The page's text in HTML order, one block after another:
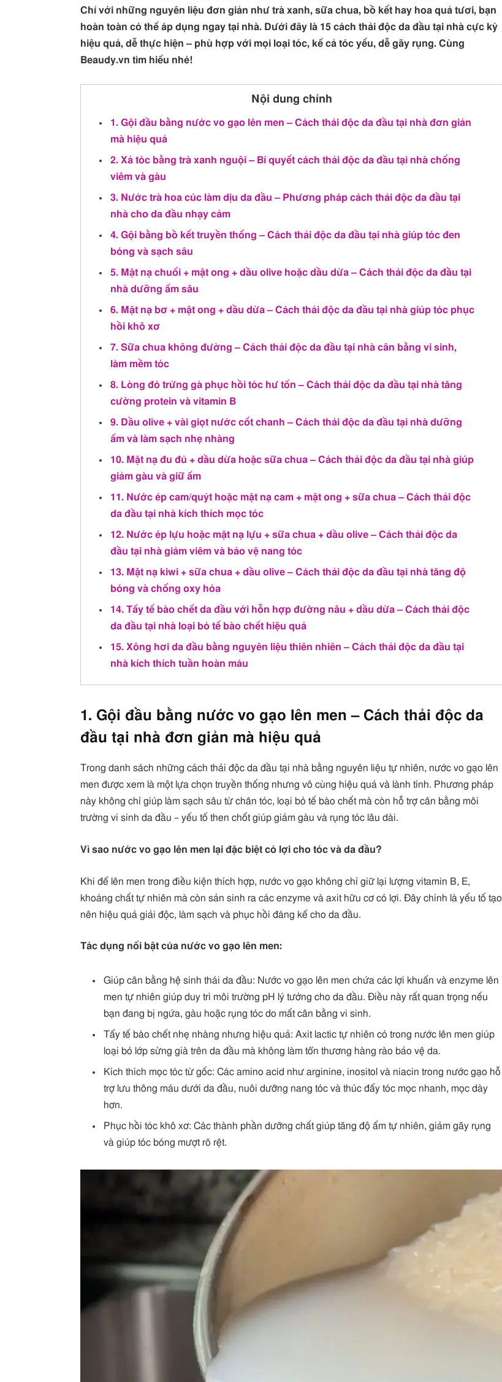
Chỉ với những nguyên liệu đơn giản như trà xanh, sữa chua, bồ kết hay hoa quả tươi, bạn
hoàn toàn có thể áp dụng ngay tại nhà. Dưới đây là 15 cách thải độc da đầu tại nhà cực kỳ
hiệu quả, dễ thực hiện – phù hợp với mọi loại tóc, kể cả tóc yếu, dễ gãy rụng. Cùng
Beaudy.vn tìm hiểu nhé!
Nội dung chính
1. Gội đầu bằng nước vo gạo lên men – Cách thải độc da đầu tại nhà đơn giản
mà hiệu quả
2. Xả tóc bằng trà xanh nguội – Bí quyết cách thải độc da đầu tại nhà chống
viêm và gàu
3. Nước trà hoa cúc làm dịu da đầu – Phương pháp cách thải độc da đầu tại
nhà cho da đầu nhạy cảm
4. Gội bằng bồ kết truyền thống – Cách thải độc da đầu tại nhà giúp tóc đen
bóng và sạch sâu
5. Mặt nạ chuối + mật ong + dầu olive hoặc dầu dừa – Cách thải độc da đầu tại
nhà dưỡng ẩm sâu
6. Mặt nạ bơ + mật ong + dầu dừa – Cách thải độc da đầu tại nhà giúp tóc phục
hồi khô xơ
7. Sữa chua không đường – Cách thải độc da đầu tại nhà cân bằng vi sinh,
làm mềm tóc
8. Lòng đỏ trứng gà phục hồi tóc hư tổn – Cách thải độc da đầu tại nhà tăng
cường protein và vitamin B
9. Dầu olive + vài giọt nước cốt chanh – Cách thải độc da đầu tại nhà dưỡng
ẩm và làm sạch nhẹ nhàng
10. Mặt nạ đu đủ + dầu dừa hoặc sữa chua – Cách thải độc da đầu tại nhà giúp
giảm gàu và giữ ẩm
11. Nước ép cam/quýt hoặc mặt nạ cam + mật ong + sữa chua – Cách thải độc
da đầu tại nhà kích thích mọc tóc
12. Nước ép lựu hoặc mặt nạ lựu + sữa chua + dầu olive – Cách thải độc da
đầu tại nhà giảm viêm và bảo vệ nang tóc
13. Mặt nạ kiwi + sữa chua + dầu olive – Cách thải độc da đầu tại nhà tăng độ
bóng và chống oxy hóa
14. Tẩy tế bào chết da đầu với hỗn hợp đường nâu + dầu dừa – Cách thải độc
da đầu tại nhà loại bỏ tế bào chết hiệu quả
15. Xông hơi da đầu bằng nguyên liệu thiên nhiên – Cách thải độc da đầu tại
nhà kích thích tuần hoàn máu
1. Gội đầu bằng nước vo gạo lên men – Cách thải độc da
đầu tại nhà đơn giản mà hiệu quả
Trong danh sách những cách thải độc da đầu tại nhà bằng nguyên liệu tự nhiên, nước vo gạo lên
men được xem là một lựa chọn truyền thống nhưng vô cùng hiệu quả và lành tính. Phương pháp
này không chỉ giúp làm sạch sâu từ chân tóc, loại bỏ tế bào chết mà còn hỗ trợ cân bằng môi
trường vi sinh da đầu – yếu tố then chốt giúp giảm gàu và rụng tóc lâu dài.
Vì sao nước vo gạo lên men lại đặc biệt có lợi cho tóc và da đầu?
Khi để lên men trong điều kiện thích hợp, nước vo gạo không chỉ giữ lại lượng vitamin B, E,
khoáng chất tự nhiên mà còn sản sinh ra các enzyme và axit hữu cơ có lợi. Đây chính là yếu tố tạo
nên hiệu quả giải độc, làm sạch và phục hồi đáng kể cho da đầu.
Tác dụng nổi bật của nước vo gạo lên men:
Giúp cân bằng hệ sinh thái da đầu: Nước vo gạo lên men chứa các lợi khuẩn và enzyme lên
men tự nhiên giúp duy trì môi trường pH lý tưởng cho da đầu. Điều này rất quan trọng nếu
bạn đang bị ngứa, gàu hoặc rụng tóc do mất cân bằng vi sinh.
Tẩy tế bào chết nhẹ nhàng nhưng hiệu quả: Axit lactic tự nhiên có trong nước lên men giúp
loại bỏ lớp sừng già trên da đầu mà không làm tổn thương hàng rào bảo vệ da.
Kích thích mọc tóc từ gốc: Các amino acid như arginine, inositol và niacin trong nước gạo hỗ
trợ lưu thông máu dưới da đầu, nuôi dưỡng nang tóc và thúc đẩy tóc mọc nhanh, mọc dày
hơn.
Phục hồi tóc khô xơ: Các thành phần dưỡng chất giúp tăng độ ẩm tự nhiên, giảm gãy rụng
và giúp tóc bóng mượt rõ rệt.